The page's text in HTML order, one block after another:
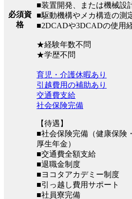
必須資
格
■装置開発、または機械設
■駆動機構やメカ構造の測
■2DCADや3DCADの使用
★経験年数不問
★学歴不問
育児・介護休暇あり
引越費用の補助あり
交通費支給
社会保険完備
【待遇】
■社会保険完備（健康保険
厚生年金）
■交通費全額支給
■退職金制度
■ヨコタアカデミー制度
■引っ越し費用サポート
■社員寮完備